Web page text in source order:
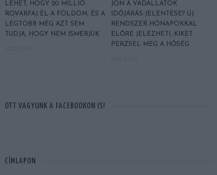
LEHET, HOGY 20 MILLIÓ
ROVARFAJ ÉL A FÖLDÖN, ÉS A
LEGTÖBB MÉG AZT SEM
TUDJA, HOGY NEM ISMERJÜK
JÖN A VADÁLLATOK
IDŐJÁRÁS-JELENTÉSE? ÚJ
RENDSZER HÓNAPOKKAL
ELŐRE JELEZHETI, KIKET
PERZSEL MEG A HŐSÉG
OTT VAGYUNK A FACEBOOKON IS!
CÍMLAPON